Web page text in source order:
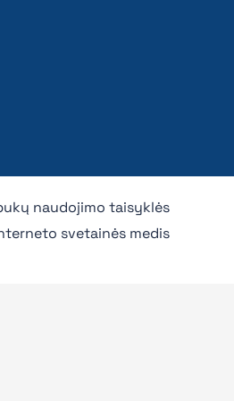
naudojimo taisyklės
svetainės medis